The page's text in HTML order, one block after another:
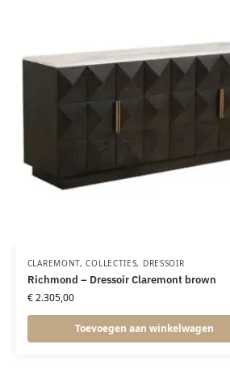
CLAREMONT,COLLECTIES, DRESSOIR
Richmond – Dressoir Claremont brown
€2.305,00
Toevoegen aan winkelwagen